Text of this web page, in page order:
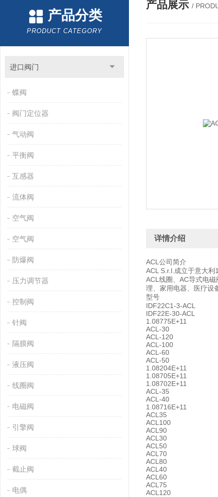
产品分类
PRODUCT CATEGORY
进口阀门
蝶阀
阀门定位器
气动阀
平衡阀
互感器
流体阀
空气阀
空气阀
防爆阀
压力调节器
控制阀
针阀
隔膜阀
液压阀
线圈阀
电磁阀
引擎阀
球阀
截止阀
电偶
产品展示 /
详情介绍
ACL公司简介
ACL S.r.l.成立于意大
ACL线圈、AC导式电
理、家用电器、医疗设
型号
IDF22C1-3-ACL
IDF22E-30-ACL
1.08775E+11
ACL-30
ACL-120
ACL-100
ACL-60
ACL-50
1.08204E+11
1.08705E+11
1.08702E+11
ACL-35
ACL-40
1.08716E+11
ACL35
ACL100
ACL90
ACL30
ACL50
ACL70
ACL80
ACL40
ACL60
ACL75
ACL120